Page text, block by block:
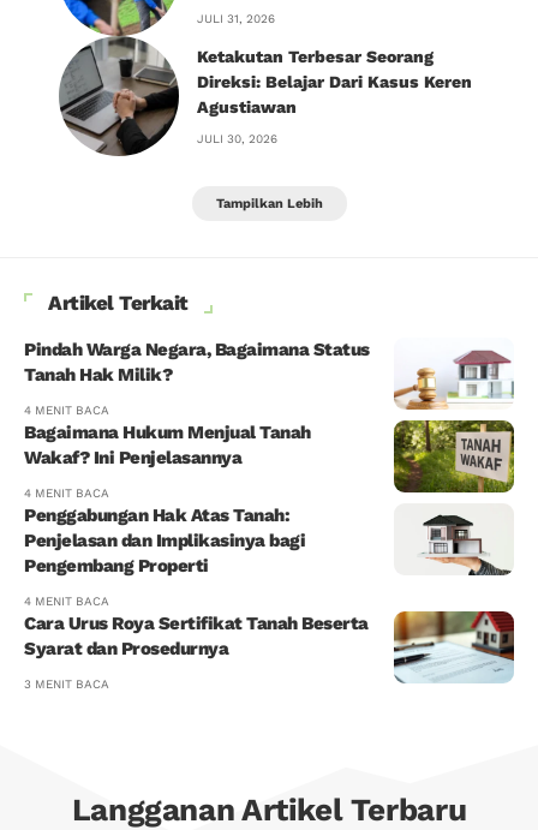
JULI 31, 2026
Ketakutan Terbesar Seorang
Direksi: Belajar Dari Kasus Keren
Agustiawan
JULI 30, 2026
Tampilkan Lebih
Artikel Terkait
Pindah Warga Negara, Bagaimana Status
Tanah Hak Milik?
4 MENIT BACA
Bagaimana Hukum Menjual Tanah
Wakaf? Ini Penjelasannya
4 MENIT BACA
Penggabungan Hak Atas Tanah:
Penjelasan dan Implikasinya bagi
Pengembang Properti
4 MENIT BACA
Cara Urus Roya Sertifikat Tanah Beserta
Syarat dan Prosedurnya
3 MENIT BACA
Langganan Artikel Terbaru